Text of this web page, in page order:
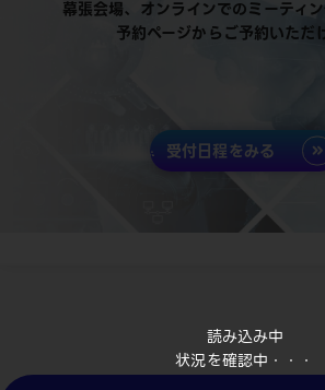
読み込み中
状況を確認中・・・
幕張会場、オンラインでのミーティン
予約ページからご予約いただ
受付日程をみる